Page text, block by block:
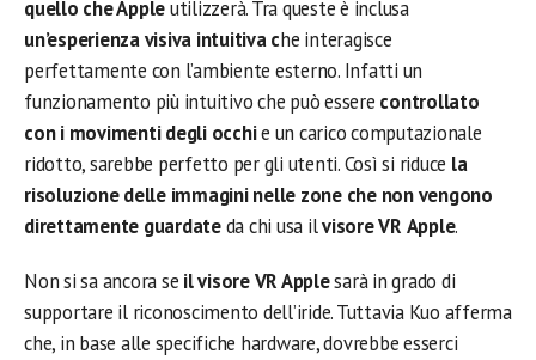
quello che Appleutilizzerà. Tra queste è inclusa
un’esperienza visiva intuitiva che interagisce
perfettamente con l’ambiente esterno. Infatti un
funzionamento più intuitivo che può essere controllato
con i movimenti degli occhie un carico computazionale
ridotto, sarebbe perfetto per gli utenti. Così si riduce la
risoluzione delle immagini nelle zone che non vengono
direttamente guardateda chi usa ilvisore VR Apple.
Non si sa ancora se il visore VR Applesarà in grado di
supportare il riconoscimento dell’iride. Tuttavia Kuo afferma
che, in base alle specifiche hardware, dovrebbe esserci